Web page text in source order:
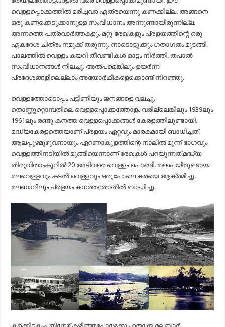
വെള്ളപ്പൊക്കത്തിൽ മരിച്ചവർ എത്രയെന്നു കണക്കില്ല. അങ്ങനെ
ഒരു കണക്കെടുക്കാനുള്ള സംവിധാനം അന്നുണ്ടായിരുന്നില്ല.
അന്നത്തെ പത്രവാർത്തകളും മറ്റു രേഖകളും പ്രളയത്തിന്റെ ഒരു
ഏകദേശ ചിത്രം നമുക്ക് തരുന്നു. നാടൊട്ടുക്കും ഗതാഗതം മുടങ്ങി.
പാലത്തിൽ വെള്ളം കയറി തീവണ്ടികൾ ഓട്ടം നിർത്തി. തപാൽ
സംവിധാനങ്ങൾ നിലച്ചു. അൽപമെങ്കിലും ഉയർന്ന
പ്രദേശങ്ങളിലെല്ലാം അഭയാർഥികളെക്കൊണ്ട് നിറഞ്ഞു.
വെള്ളത്തോടൊപ്പം പട്ടിണിയും ജനങ്ങളെ വലച്ചു.
തൊണ്ണൂറ്റൊമ്പതിലെ വെള്ളപ്പൊക്കത്തോളം വരില്ലെങ്കിലും 1939ലും
1961ലും രണ്ടു കനത്ത വെള്ളപ്പൊക്കങ്ങൾ കേരളത്തിലുണ്ടായി.
മദ്ധ്യകേരളത്തെയാണ് പ്രളയം ഏറ്റവും മാരകമായി ബാധിച്ചത്.
ആലപ്പുഴമുഴുവനായും ഏറണാകുളത്തിന്റെ നാലിൽ മൂന്ന് ഭാഗവും
വെള്ളത്തിനടിയിൽ മുങ്ങിയെന്നാണ് രേഖകൾ പറയുന്നത്.മദ്ധ്യ
തിരുവിതാംകൂറിൽ 20 അടിവരെ വെള്ളം പൊങ്ങി. മഴപെയ്തുണ്ടായ
മലവെള്ളവും കടൽ വെള്ളവും ഒരുപോലെ കരയെ ആക്രമിച്ചു.
മലബാറിലും പ്രളയം കനത്തതോതിൽ ബാധിച്ചു.